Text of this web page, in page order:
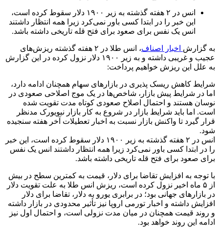
انس در ۲ هفته گذشته به زیر ۱۹۰۰ دلار سقوط کرده است،
این خبر را در ابتدا کسی باور نمی‌کرد زیرا همه انتظار داشتند
انس یک نفس برای صعود برای فتح قله تاریخی داشته باشد.
به گزارش اخبار اصناف
، انس طلا در ۲ هفته گذشته ریزش‌های
عجیب و غریبی داشته و به زیر ۱۹۰۰ دلار نزول کرده در این گزارش
به علل این ریزش خواهیم پرداخت:
شرایط کاهش ریسک پذیری در بازارهای سهام همچنان ادامه دارد،
اما در شرایط پیش بازار، شاخص‌ها در یک موج اصلاحی صعودی در
نوسان هستند و احتمال اصلاح صعودی کوتاه مدت تقویت شده
است. اما باید شرایط بازار در شروع به کار بازار نیویورک مدنظر
قرار گیرد تا واکنش بازار نسبت به اخبار تعطیلات آخر هفته سنجیده
شود.
انس در ۲ هفته گذشته به زیر ۱۹۰۰ دلار سقوط کرده است، این خبر
را در ابتدا کسی باور نمی‌کرد زیرا همه انتظار داشتند انس یک نفس
برای صعود برای فتح قله تاریخی داشته باشد.
با توجه به افزایش تقاضا برای دلار، قیمت به کمترین سطح در بیش
از ۵ ماه اخیر نزول کرده است، ریزش انس طلا به علت تقویت دلار
در بازارهای جهانی بود؛ در برابری یورو به دلار، تقاضا برای دلار
افزایش داشته و اخبار تورمی اروپا نیز تأثیر محدودی در بازار داشته
و روند قیمت همچنان در میان مدت نزولی است، و احتمال اول نیز
ادامه این روند خواهد بود.